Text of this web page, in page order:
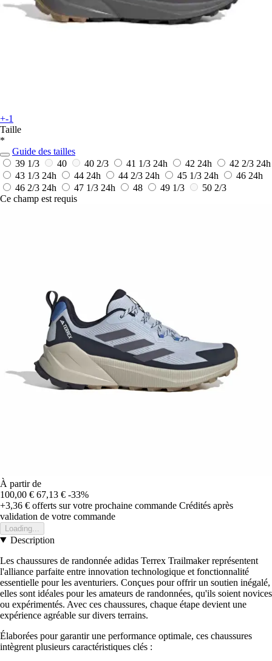
+-1
Taille
*
Guide des tailles
39 1/3
40 40 2/3 41 1/3 24h 42 24h 42 2/3 24h
43 1/3 24h 44 24h 44 2/3 24h 45 1/3 24h 46 24h
46 2/3 24h 47 1/3 24h 48 49 1/3
50 2/3
Ce champ est requis
À partir de
100,00 € 67,13 € -33%
+3,36 € offerts sur votre prochaine commande Crédités après
validation de votre commande
Loading...
Description
Les chaussures de randonnée adidas Terrex Trailmaker représentent
l'alliance parfaite entre innovation technologique et fonctionnalité
essentielle pour les aventuriers. Conçues pour offrir un soutien inégalé,
elles sont idéales pour les amateurs de randonnées, qu'ils soient novices
ou expérimentés. Avec ces chaussures, chaque étape devient une
expérience agréable sur divers terrains.
Élaborées pour garantir une performance optimale, ces chaussures
intègrent plusieurs caractéristiques clés :